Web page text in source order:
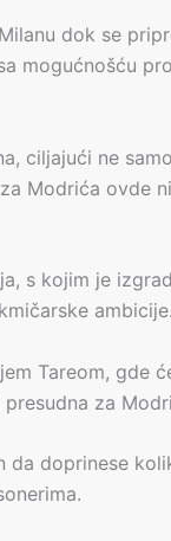
dok se
ciljajući ne
Modrića ovde
s kojim je
ambicije.
Tareom, gde
za
doprinese